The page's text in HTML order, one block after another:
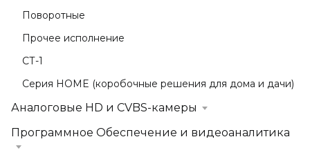
Поворотные
Прочее исполнение
СТ-1
Серия HOME (коробочные решения для дома и дачи)
Аналоговые HD и CVBS-камеры
Программное Обеспечение и видеоаналитика